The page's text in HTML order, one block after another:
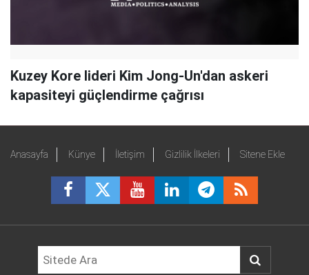
Kuzey Kore lideri Kim Jong-Un'dan askeri
kapasiteyi güçlendirme çağrısı
Anasayfa Künye İletişim Gizlilik İlkeleri Sitene Ekle